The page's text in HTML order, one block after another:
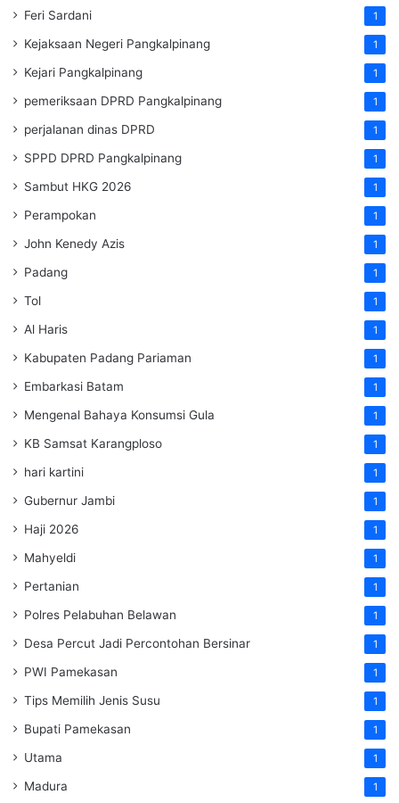
Feri Sardani 1
Kejaksaan Negeri Pangkalpinang 1
Kejari Pangkalpinang 1
pemeriksaan DPRD Pangkalpinang 1
perjalanan dinas DPRD 1
SPPD DPRD Pangkalpinang 1
Sambut HKG 2026 1
Perampokan 1
John Kenedy Azis 1
Padang 1
Tol 1
Al Haris 1
Kabupaten Padang Pariaman 1
Embarkasi Batam 1
Mengenal Bahaya Konsumsi Gula 1
KB Samsat Karangploso 1
hari kartini 1
Gubernur Jambi 1
Haji 2026 1
Mahyeldi 1
Pertanian 1
Polres Pelabuhan Belawan 1
Desa Percut Jadi Percontohan Bersinar 1
PWI Pamekasan 1
Tips Memilih Jenis Susu 1
Bupati Pamekasan 1
Utama 1
Madura 1